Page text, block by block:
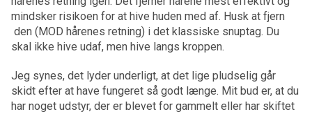
mindsker risikoen for at hive huden med af. Husk at fjern
den (MOD hårenes retning) i det klassiske snuptag. Du
skal ikke hive udaf, men hive langs kroppen.
Jeg synes, det lyder underligt, at det lige pludselig går
skidt efter at have fungeret så godt længe. Mit bud er, at du
har noget udstyr, der er blevet for gammelt eller har skiftet